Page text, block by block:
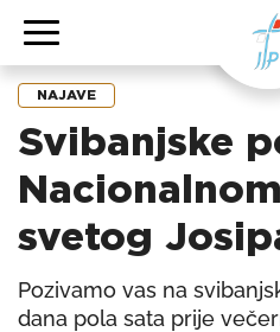
NAJAVE
Svibanjske
svetog
Pozivamo vas na
dana pola sata prije